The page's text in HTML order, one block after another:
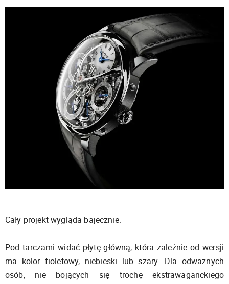
Cały projekt wygląda bajecznie.
Pod tarczami widać płytę główną, która zależnie od wersji
ma kolor fioletowy, niebieski lub szary. Dla odważnych
osób, nie bojących się trochę ekstrawaganckiego